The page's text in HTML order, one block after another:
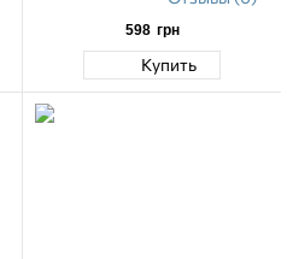
598 грн
Купить